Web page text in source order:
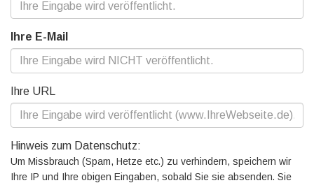
Ihre E-Mail
Ihre URL
Hinweis zum Datenschutz:
Um Missbrauch (Spam, Hetze etc.) zu verhindern, speichern wir
Ihre IP und Ihre obigen Eingaben, sobald Sie sie absenden. Sie